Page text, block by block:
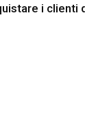
i clienti